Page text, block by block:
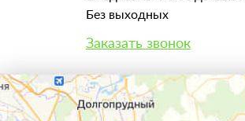
Без выходных
Заказать звонок